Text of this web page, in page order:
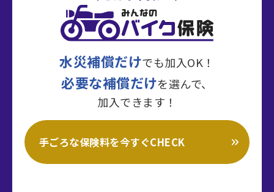
水災補償だけでも加入OK！
必要な補償だけを選んで、
加入できます！
手ごろな保険料を今すぐCHECK